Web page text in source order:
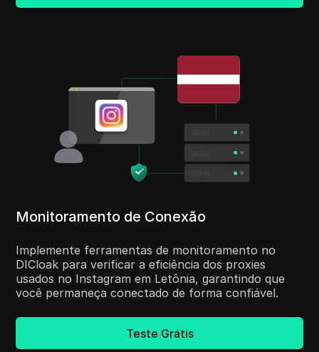
Monitoramento de Conexão
Implemente ferramentas de monitoramento no
DICloak para verificar a eficiência dos proxies
usados no Instagram em Letônia, garantindo que
você permaneça conectado de forma confiável.
Teste Grátis